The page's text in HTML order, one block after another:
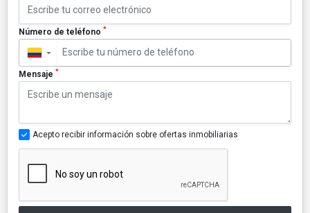
Número de teléfono *
▼
Mensaje *
Acepto recibir información sobre ofertas inmobiliarias